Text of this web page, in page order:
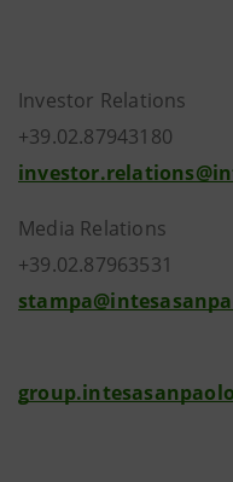
Investor Relations
+39.02.87943180
Media Relations
+39.02.87963531